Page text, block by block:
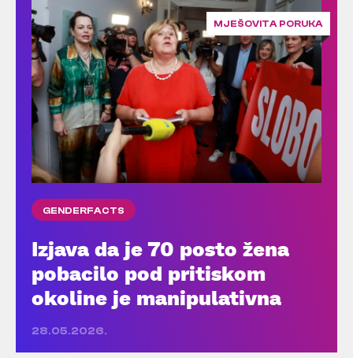
MJEŠOVITA PORUKA
GENDERFACTS
Izjava da je 70 posto žena
pobacilo pod pritiskom
okoline je manipulativna
28.05.2026.